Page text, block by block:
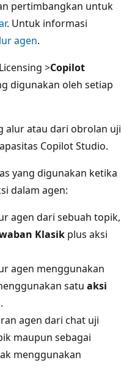
pertimbangkan untuk
. Untuk informasi
agen.
Licensing >Copilot
digunakan oleh setiap
alur atau dari obrolan uji
Copilot Studio.
yang digunakan ketika
dalam agen:
agen dari sebuah topik,
Klasik plus aksi
agen menggunakan
satu aksi
agen dari chat uji
maupun sebagai
menggunakan